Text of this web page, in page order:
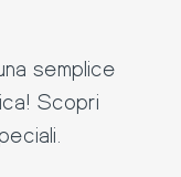
semplice
Scopri